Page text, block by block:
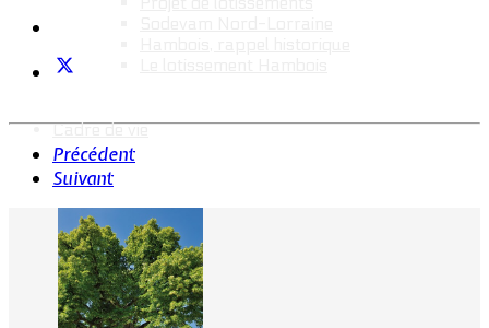
Cadre de vie
Précédent
Suivant